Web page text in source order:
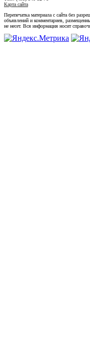
Карта сайта
Перепечатка материала с сайта без
объявлений и комментариев,
не несет. Вся информация носит